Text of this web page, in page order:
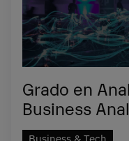
Grado en
Business